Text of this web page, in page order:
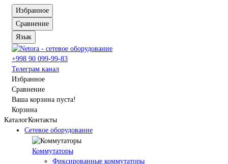
Избранное
Сравнение
Язык
+998 90 099-99-83
Телеграм канал
Избранное
Сравнение
Ваша корзина пуста!
Корзина
КаталогКонтакты
Сетевое оборудование
Коммутаторы
Фиксированные коммутаторы